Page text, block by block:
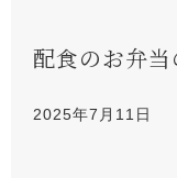
配食のお弁当
2025年7月11日